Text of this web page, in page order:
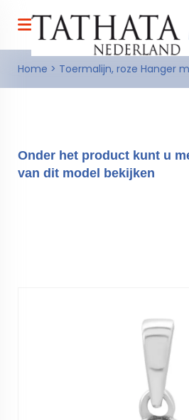
Home > Toermalijn, roze Hanger
Onder het product kunt u
van dit model bekijken